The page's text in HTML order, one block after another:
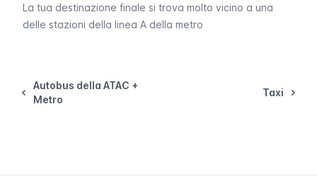
La tua destinazione finale si trova molto vicino a una
delle stazioni della linea A della metro
Autobus della ATAC +
Metro
Taxi